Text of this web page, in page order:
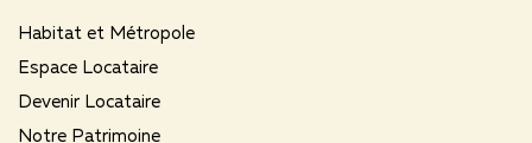
Habitat et Métropole
Espace Locataire
Devenir Locataire
Notre Patrimoine